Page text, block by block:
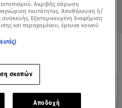
Ακριβής σάρωση
ταυτότητας. Αποθήκευση ή/
Εξατομικευμένη διαφήμιση
και περιεχομένου, έρευνα κοινού
σκοπών
Αποδοχή